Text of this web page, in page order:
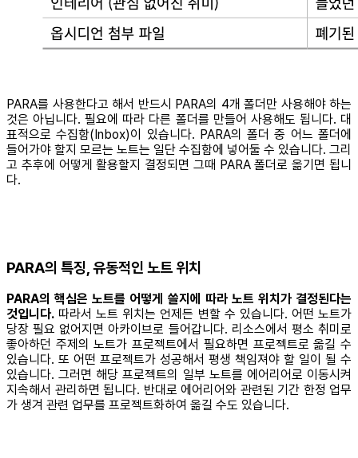
PARA를 사용한다고 해서 반드시 PARA의 4개 폴더만 사용해야 하는
것은 아닙니다. 필요에 따라 다른 폴더를 만들어 사용해도 됩니다. 대
표적으로 수집함(Inbox)이 있습니다. PARA의 폴더 중 어느 폴더에
들어가야 할지 모르는 노트는 일단 수집함에 넣어둘 수 있습니다. 그리
고 추후에 어떻게 활용할지 결정되면 그때 PARA 폴더로 옮기면 됩니
다.
PARA의 특징, 유동적인 노트 위치
PARA의 핵심은 노트를 어떻게 쓸지에 따라 노트 위치가 결정된다는
것입니다. 따라서 노트 위치는 언제든 변할 수 있습니다. 어떤 노트가
당장 필요 없어지면 아카이브로 들어갑니다. 리소스에서 평소 취미로
좋아하던 주제의 노트가 프로젝트에서 필요하면 프로젝트로 옮길 수
있습니다. 또 어떤 프로젝트가 성공해서 평생 책임져야 할 일이 될 수
있습니다. 그러면 해당 프로젝트의 일부 노트를 에어리어로 이동시켜
지속해서 관리하면 됩니다. 반대로 에어리어와 관련된 기간 한정 업무
가 생겨 관련 업무를 프로젝트화하여 옮길 수도 있습니다.